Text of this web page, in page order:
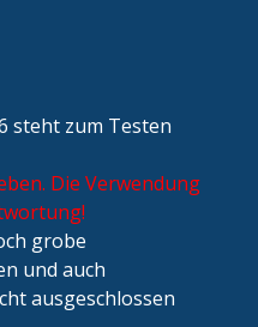
steht zum Testen
Die Verwendung
grobe
und auch
ausgeschlossen